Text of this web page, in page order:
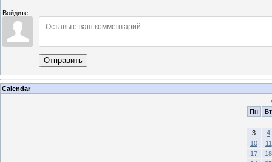
Войдите:
Отправить
Calendar
Пн
Вт
3
4
10
11
17
18